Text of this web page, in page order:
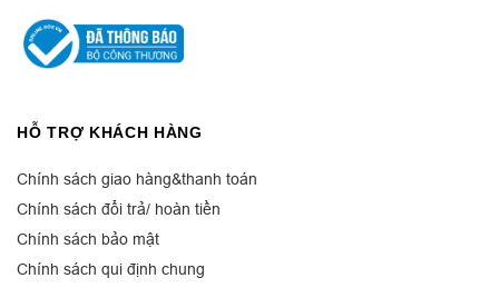
HỖ TRỢ KHÁCH HÀNG
Chính sách giao hàng&thanh toán
Chính sách đổi trả/ hoàn tiền
Chính sách bảo mật
Chính sách qui định chung